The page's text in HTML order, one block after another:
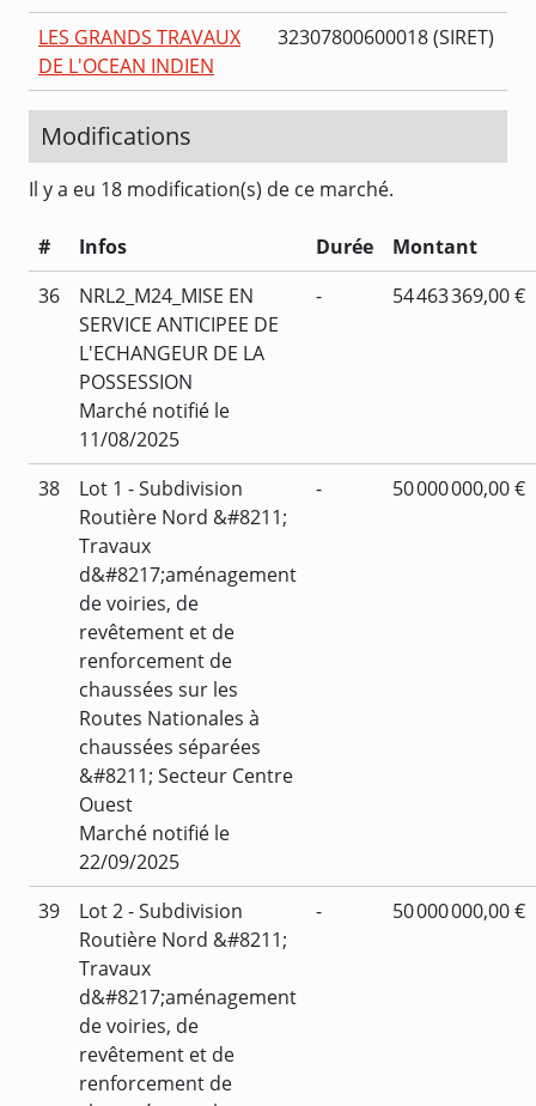
LES GRANDS TRAVAUX
DE L'OCEAN INDIEN
32307800600018 (SIRET)
Modifications
Il y a eu 18 modification(s) de ce marché.
# Infos Durée
Montant
36
NRL2_M24_MISE EN
SERVICE ANTICIPEE DE
L'ECHANGEUR DE LA
POSSESSION
Marché notifié le
11/08/2025
- 54 463 369,00 €
38
Lot 1 - Subdivision
Routière Nord &#8211;
Travaux
d&#8217;aménagement
de voiries, de
revêtement et de
renforcement de
chaussées sur les
Routes Nationales à
chaussées séparées
&#8211; Secteur Centre
Ouest
Marché notifié le
22/09/2025
- 50 000 000,00 €
39
Lot 2 - Subdivision
Routière Nord &#8211;
Travaux
d&#8217;aménagement
de voiries, de
revêtement et de
renforcement de
- 50 000 000,00 €